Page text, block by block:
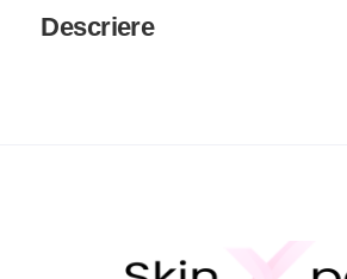
Descriere